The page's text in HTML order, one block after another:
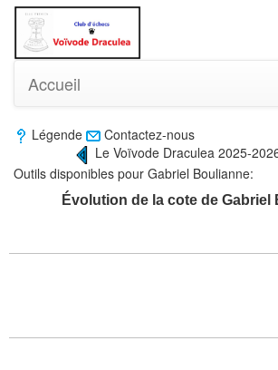
Accueil
Légende
Contactez-nous
Le Voïvode Draculea 2025-
Outils disponibles pour Gabriel Boulianne:
Évolution de la cote de Gabriel